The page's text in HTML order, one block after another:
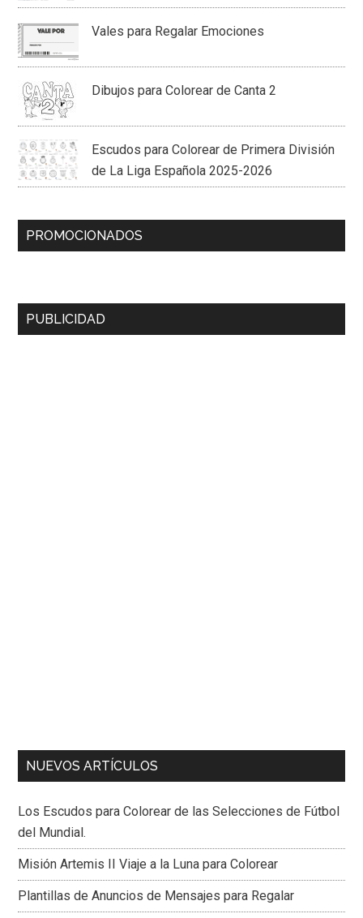
Vales para Regalar Emociones
Dibujos para Colorear de Canta 2
Escudos para Colorear de Primera División
de La Liga Española 2025-2026
PROMOCIONADOS
PUBLICIDAD
NUEVOS ARTÍCULOS
Los Escudos para Colorear de las Selecciones de Fútbol
del Mundial.
Misión Artemis II Viaje a la Luna para Colorear
Plantillas de Anuncios de Mensajes para Regalar